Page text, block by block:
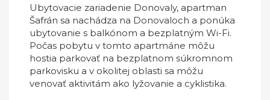
Ubytovacie zariadenie Donovaly, apartman
Šafrán sa nachádza na Donovaloch a ponúka
ubytovanie s balkónom a bezplatným Wi-Fi.
Počas pobytu v tomto apartmáne môžu
hostia parkovať na bezplatnom súkromnom
parkovisku a v okolitej oblasti sa môžu
venovať aktivitám ako lyžovanie a cyklistika.